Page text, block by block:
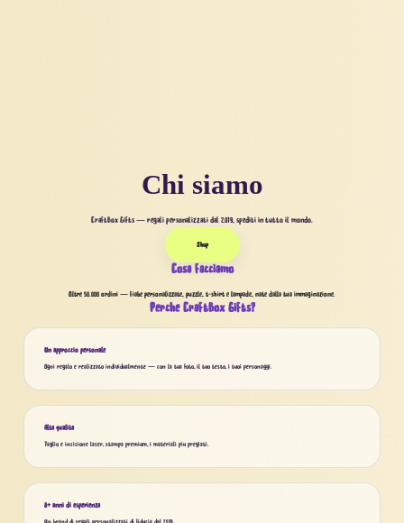
Chi siamo
CraftBox Gifts — regali personalizzati dal 2019, spediti in tutto il mondo.
Shop
Cosa facciamo
Oltre 50.000 ordini — fiabe personalizzate, puzzle, t-shirt e lampade, nate dalla tua immaginazione.
Perché CraftBox Gifts?
Un approccio personale
Ogni regalo è realizzato individualmente — con la tua foto, il tuo testo, i tuoi personaggi.
Alta qualità
Taglio e incisione laser, stampa premium, i materiali più pregiati.
8+ anni di esperienza